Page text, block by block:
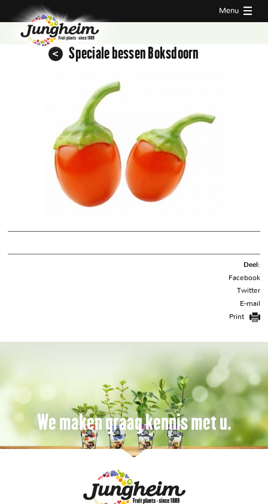
Menu
Speciale bessen Boksdoorn
Deel:
Facebook
Twitter
E-mail
Print
We maken graag kennis met u.